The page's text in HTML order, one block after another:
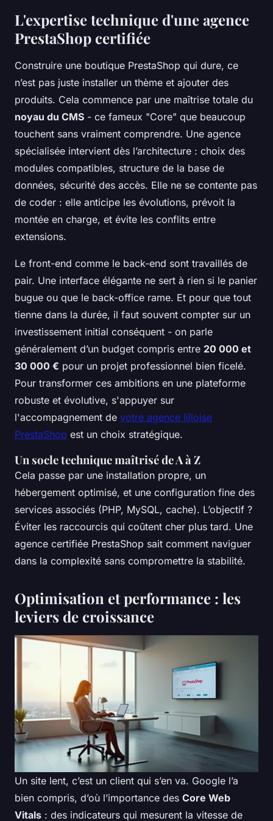
L'expertise technique d'une agence
PrestaShop certifiée
Construire une boutique PrestaShop qui dure, ce
n’est pas juste installer un thème et ajouter des
produits. Cela commence par une maîtrise totale du
noyau du CMS - ce fameux "Core" que beaucoup
touchent sans vraiment comprendre. Une agence
spécialisée intervient dès l’architecture : choix des
modules compatibles, structure de la base de
données, sécurité des accès. Elle ne se contente pas
de coder : elle anticipe les évolutions, prévoit la
montée en charge, et évite les conflits entre
extensions.
Le front-end comme le back-end sont travaillés de
pair. Une interface élégante ne sert à rien si le panier
bugue ou que le back-office rame. Et pour que tout
tienne dans la durée, il faut souvent compter sur un
investissement initial conséquent - on parle
généralement d’un budget compris entre 20 000 et
30 000 € pour un projet professionnel bien ficelé.
Pour transformer ces ambitions en une plateforme
robuste et évolutive, s'appuyer sur
l'accompagnement de votre agence lilloise
PrestaShop est un choix stratégique.
Un socle technique maîtrisé de A à Z
Cela passe par une installation propre, un
hébergement optimisé, et une configuration fine des
services associés (PHP, MySQL, cache). L’objectif ?
Éviter les raccourcis qui coûtent cher plus tard. Une
agence certifiée PrestaShop sait comment naviguer
dans la complexité sans compromettre la stabilité.
Optimisation et performance : les
leviers de croissance
Un site lent, c’est un client qui s’en va. Google l’a
bien compris, d’où l’importance des Core Web
Vitals : des indicateurs qui mesurent la vitesse de